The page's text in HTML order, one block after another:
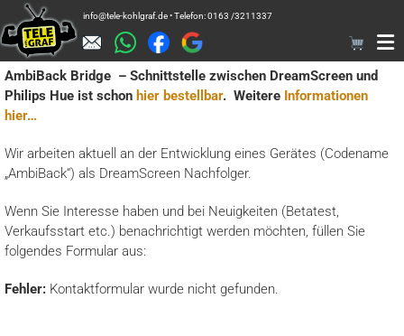
Zum
Inhalt
springen
info@tele-kohlgraf.de • Telefon: 0163 /3211337
AmbiBack Bridge – Schnittstelle zwischen DreamScreen und
Philips Hue ist schon hier bestellbar. Weitere Informationen
hier…
Wir arbeiten aktuell an der Entwicklung eines Gerätes (Codename
„AmbiBack“) als DreamScreen Nachfolger.
Wenn Sie Interesse haben und bei Neuigkeiten (Betatest,
Verkaufsstart etc.) benachrichtigt werden möchten, füllen Sie
folgendes Formular aus:
Fehler: Kontaktformular wurde nicht gefunden.